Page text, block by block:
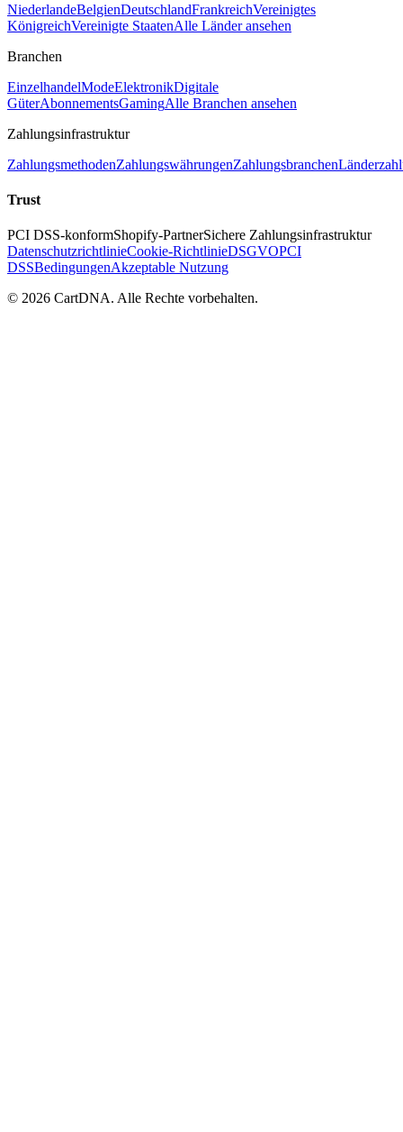
NiederlandeBelgienDeutschlandFrankreichVereinigtes
KönigreichVereinigte StaatenAlle Länder ansehen
Branchen
EinzelhandelModeElektronikDigitale
GüterAbonnementsGamingAlle Branchen ansehen
Zahlungsinfrastruktur
ZahlungsmethodenZahlungswährungenZahlungsbranchen
Trust
PCI DSS-konformShopify-PartnerSichere Zahlungsinfrastruktur
DatenschutzrichtlinieCookie-RichtlinieDSGVOPCI
DSSBedingungenAkzeptable Nutzung
© 2026 CartDNA. Alle Rechte vorbehalten.